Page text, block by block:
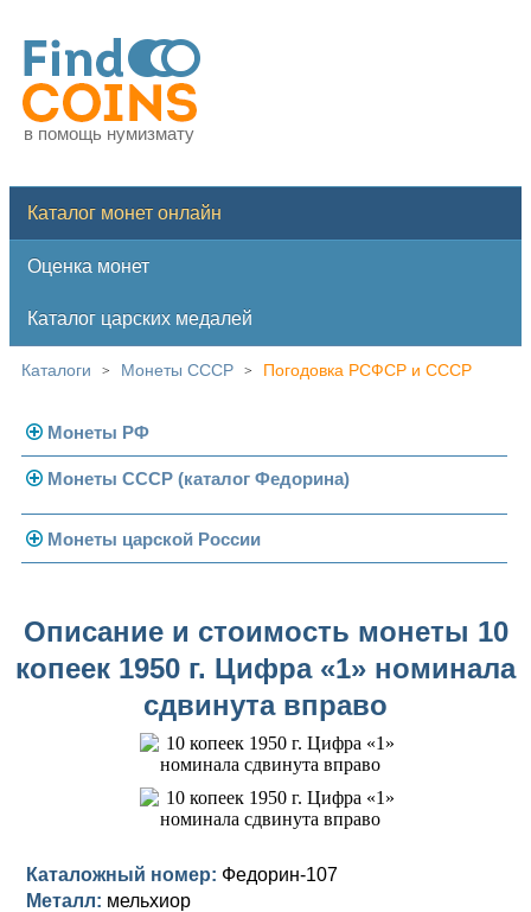
в помощь нумизмату
Каталог монет онлайн
Оценка монет
Каталог царских медалей
Каталоги > Монеты СССР > Погодовка РСФСР и СССР
Монеты РФ
Современная Россия
Монеты 1991-1993 гг.
Монеты СССР (каталог Федорина)
Погодовка СССР
Золотые червонцы
Памятные и юбилейные
Монеты царской России
Золото
Для Финляндии
Памятные и донативные
Александр III (1881-1894)
Для Финляндии
Памятные и донативные
Александр II (1855-1881)
Для Финляндии
Николай I (1825-1855)
Медь
Серебро
Павел I (1796-1801)
Золото
Екатерина II (1762-1796)
Описание и стоимость монеты 10
копеек 1950 г. Цифра «1» номинала
сдвинута вправо
Каталожный номер: Федорин-107
Металл: мельхиор